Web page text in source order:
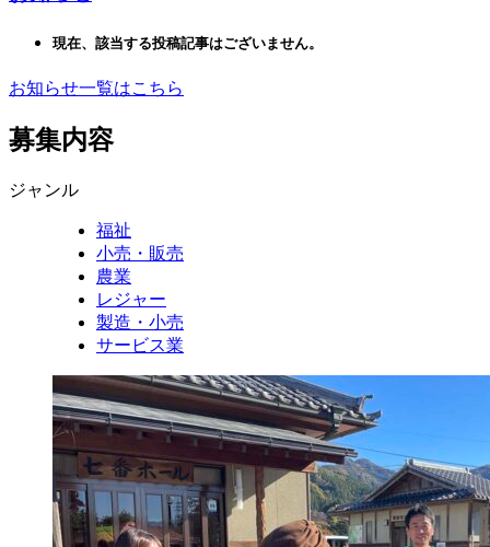
現在、該当する投稿記事はございません。
お知らせ一覧はこちら
募集内容
ジャンル
福祉
小売・販売
農業
レジャー
製造・小売
サービス業